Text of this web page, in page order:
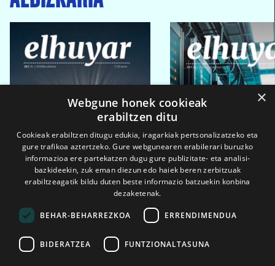
2026ko eka. 1a 2026ko mar. 1a
×
Webgune honek cookieak
erabiltzen ditu
Cookieak erabiltzen ditugu edukia, iragarkiak pertsonalizatzeko eta
gure trafikoa aztertzeko. Gure webgunearen erabilerari buruzko
informazioa ere partekatzen dugu gure publizitate- eta analisi-
bazkideekin, zuk eman diezun edo haiek beren zerbitzuak
erabiltzeagatik bildu duten beste informazio batzuekin konbina
dezaketenak.
BEHAR-BEHARREZKOA ERRENDIMENDUA
BIDERATZEA FUNTZIONALTASUNA